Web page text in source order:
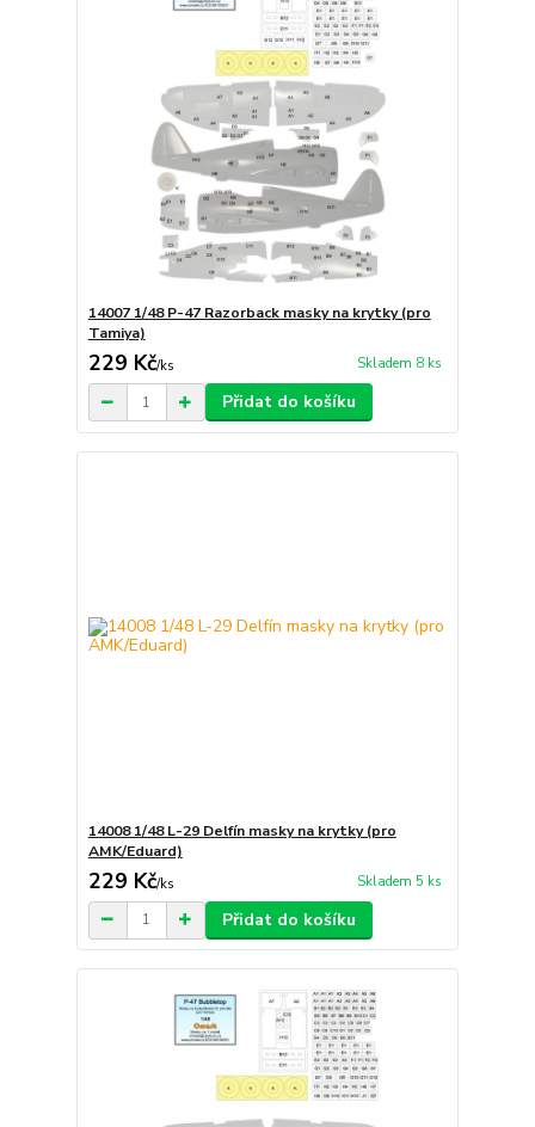
14007 1/48 P-47 Razorback masky na krytky (pro
Tamiya)
229 Kč/ks Skladem 8 ks
Přidat do košíku
14008 1/48 L-29 Delfín masky na krytky (pro
AMK/Eduard)
229 Kč/ks Skladem 5 ks
Přidat do košíku